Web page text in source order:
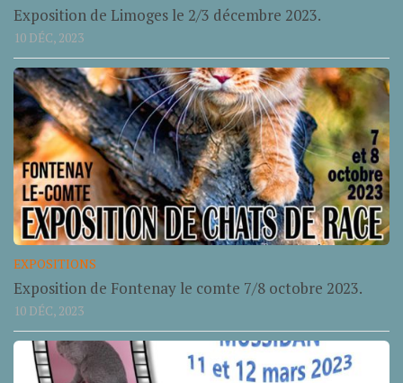
Exposition de Limoges le 2/3 décembre 2023.
10 DÉC, 2023
EXPOSITIONS
Exposition de Fontenay le comte 7/8 octobre 2023.
10 DÉC, 2023